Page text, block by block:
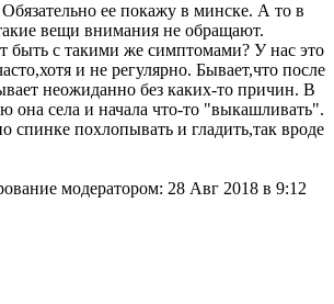
ее покажу в минске. А то в
вещи внимания не обращают.
быть с такими же симптомами? У нас это
и не регулярно. Бывает,что после
неожиданно без каких-то причин. В
она села и начала что-то "выкашливать".
спинке похлопывать и гладить,так вроде
модератором: 28 Авг 2018 в 9:12